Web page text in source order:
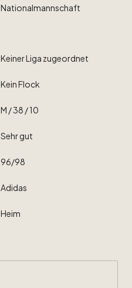
Nationalmannschaft
KeinerLiga zugeordnet
KeinFlock
M ​/​38 ​/​10
Sehrgut
96​/​98
Adidas
Heim